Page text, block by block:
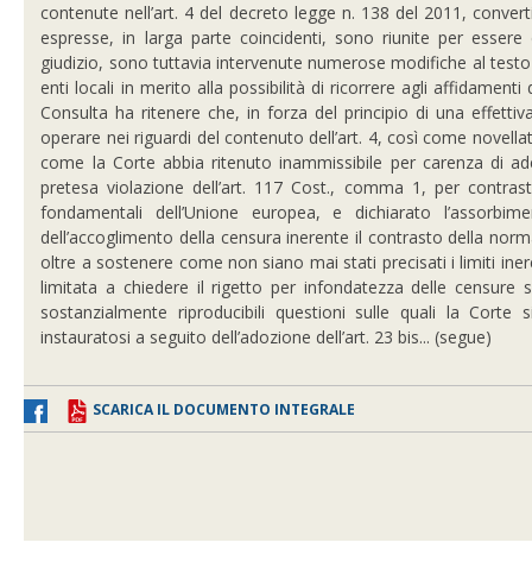
contenute nell’art. 4 del decreto legge n. 138 del 2011,
espresse, in larga parte coincidenti, sono riunite per essere
giudizio, sono tuttavia intervenute numerose modifiche al
enti locali in merito alla possibilità di ricorrere agli
Consulta ha ritenere che, in forza del principio di una
operare nei riguardi del contenuto dell’art. 4, così come
come la Corte abbia ritenuto inammissibile per carenza di
pretesa violazione dell’art. 117 Cost., comma 1, per
fondamentali dell’Unione europea, e dichiarato
dell’accoglimento della censura inerente il contrasto della
oltre a sostenere come non siano mai stati precisati i limiti
limitata a chiedere il rigetto per infondatezza delle
sostanzialmente riproducibili questioni sulle quali la
instauratosi a seguito dell’adozione dell’art. 23 bis... (segue)
SCARICA IL DOCUMENTO INTEGRALE